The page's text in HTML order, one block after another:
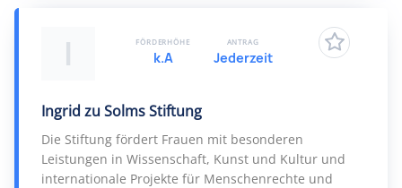
I
Ingrid zu Solms Stiftung
Die Stiftung fördert Frauen mit besonderen
Leistungen in Wissenschaft, Kunst und Kultur und
internationale Projekte für Menschenrechte und
FÖRDERHÖHE
k.A
ANTRAG
Jederzeit